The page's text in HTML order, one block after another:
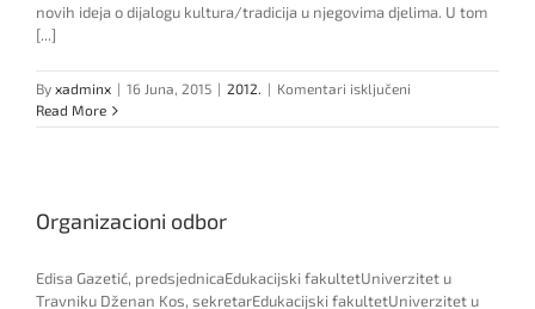
novih ideja o dijalogu kultura/tradicija u njegovima djelima. U tom
[...]
By xadminx | 16 Juna, 2015 | 2012. | Komentari isključeni
konferencije
Read More
Organizacioni odbor
Edisa Gazetić, predsjednicaEdukacijski fakultetUniverzitet u
Travniku Dženan Kos, sekretarEdukacijski fakultetUniverzitet u